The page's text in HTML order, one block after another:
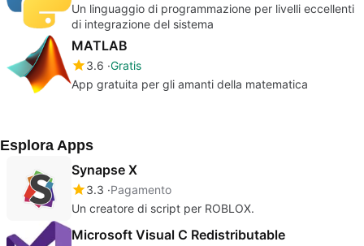
Un linguaggio di programmazione per livelli eccellenti
di integrazione del sistema
MATLAB
3.6 Gratis
App gratuita per gli amanti della matematica
Esplora Apps
Synapse X
3.3 Pagamento
Un creatore di script per ROBLOX.
Microsoft Visual C Redistributable